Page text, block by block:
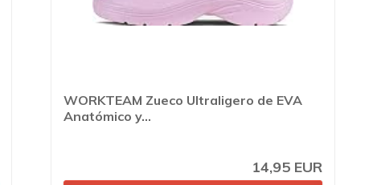
WORKTEAM Zueco Ultraligero de EVA
Anatómico y...
14,95 EUR